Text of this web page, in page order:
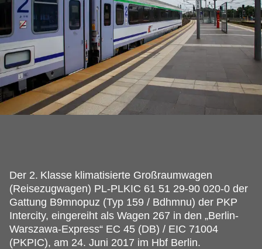
Der 2. Klasse klimatisierte Großraumwagen
(Reisezugwagen) PL-PLKIC 61 51 29-90 020-0 der
Gattung B9mnopuz (Typ 159 / Bdhmnu) der PKP
Intercity, eingereiht als Wagen 267 in den „Berlin-
Warszawa-Express“ EC 45 (DB) / EIC 71004
(PKPIC), am 24. Juni 2017 im Hbf Berlin.